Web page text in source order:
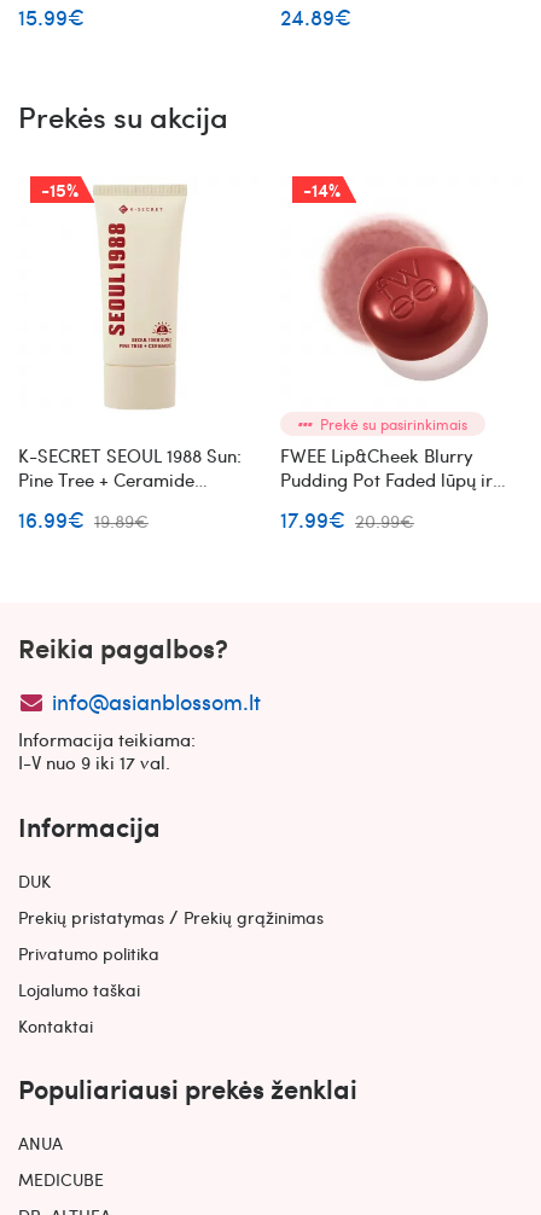
putos
15.99€
PDRN
24.89€
Prekės su akcija
-15%
K-SECRET SEOUL 1988 Sun:
Pine Tree + Ceramide
saulės
16.99€ 19.89€
-14%
Prekė su pasirinkimais
FWEE Lip&Cheek Blurry
Pudding Pot Faded lūpų ir
17.99€ 20.99€
Reikia pagalbos?
info@asianblossom.lt
Informacija teikiama:
I-V nuo 9 iki 17 val.
Informacija
DUK
Prekių pristatymas / Prekių grąžinimas
Privatumo politika
Lojalumo taškai
Kontaktai
Populiariausi prekės ženklai
ANUA
MEDICUBE